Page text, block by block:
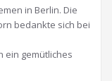
in Berlin. Die
bedankte sich bei
ein gemütliches